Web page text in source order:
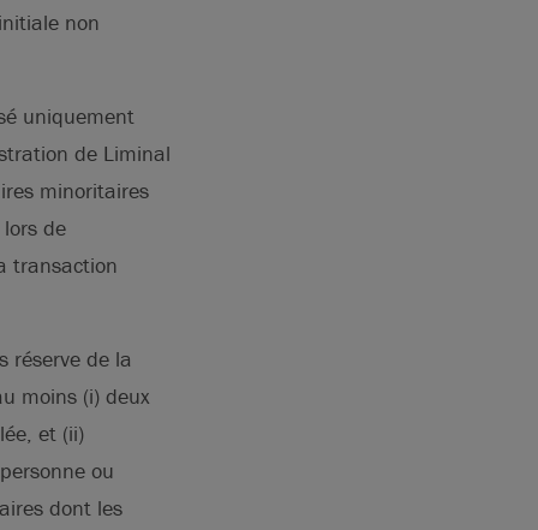
non
uniquement
de Liminal
minoritaires
de
transaction
réserve de la
moins (i) deux
et (ii)
ou
dont les